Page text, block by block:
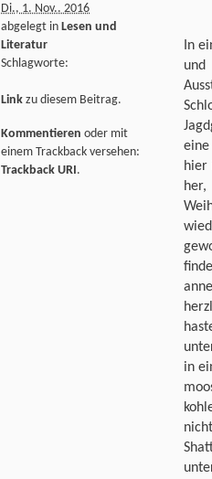
In
hier
in
Di., 1. Nov.. 2016
abgelegt in Lesen und
Literatur
Schlagworte:
Link zu diesem Beitrag.
Kommentieren oder mit
einem Trackback versehen:
Trackback URI.